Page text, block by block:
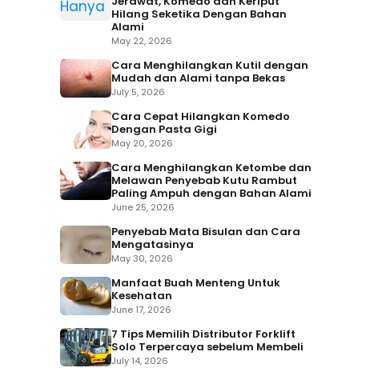
Hilang Seketika Dengan Bahan
Alami
May 22, 2026
Cara Menghilangkan Kutil dengan
Mudah dan Alami tanpa Bekas
July 5, 2026
Cara Cepat Hilangkan Komedo
Dengan Pasta Gigi
May 20, 2026
Cara Menghilangkan Ketombe dan
Melawan Penyebab Kutu Rambut
Paling Ampuh dengan Bahan Alami
June 25, 2026
Penyebab Mata Bisulan dan Cara
Mengatasinya
May 30, 2026
Manfaat Buah Menteng Untuk
Kesehatan
June 17, 2026
7 Tips Memilih Distributor Forklift
Solo Terpercaya sebelum Membeli
July 14, 2026